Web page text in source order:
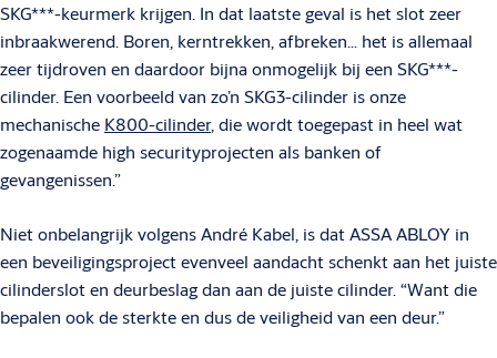
SKG***-keurmerk krijgen. In dat laatste geval is het slot zeer
inbraakwerend. Boren, kerntrekken, afbreken… het is allemaal
zeer tijdroven en daardoor bijna onmogelijk bij een SKG***-
cilinder. Een voorbeeld van zo’n SKG3-cilinder is onze
mechanische K800-cilinder, die wordt toegepast in heel wat
zogenaamde high securityprojecten als banken of
gevangenissen.”
Niet onbelangrijk volgens André Kabel, is dat ASSA ABLOY in
een beveiligingsproject evenveel aandacht schenkt aan het juiste
cilinderslot en deurbeslag dan aan de juiste cilinder. “Want die
bepalen ook de sterkte en dus de veiligheid van een deur.”